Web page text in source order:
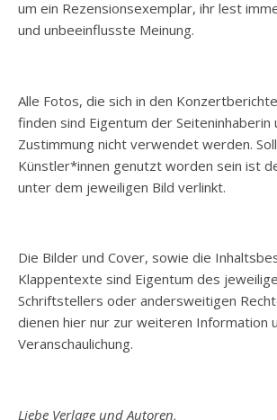
um ein Rezensionsexemplar, ihr lest
und unbeeinflusste Meinung.
Alle Fotos, die sich in den
finden sind Eigentum der Seiteninhaberin
Zustimmung nicht verwendet werden.
Künstler*innen genutzt worden sein ist
unter dem jeweiligen Bild verlinkt.
Die Bilder und Cover, sowie die
Klappentexte sind Eigentum des
Schriftstellers oder andersweitigen
dienen hier nur zur weiteren Information
Veranschaulichung.
Liebe Verlage und Autoren,